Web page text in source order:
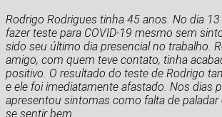
Rodrigo Rodrigues tinha 45 anos. No dia
fazer teste para COVID-19 mesmo sem
sido seu último dia presencial no trabalho.
amigo, com quem teve contato, tinha
positivo. O resultado do teste de Rodrigo
e ele foi imediatamente afastado. Nos dias
apresentou sintomas como falta de paladar
se sentir bem.